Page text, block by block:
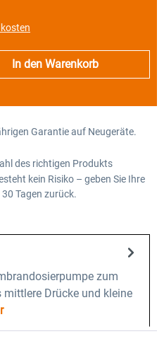
den gewünschten
In den Warenkorb
Garantie auf Neugeräte.
des richtigen Produkts
kein Risiko – geben Sie Ihre
Tagen zurück.
zum
Drücke und kleine